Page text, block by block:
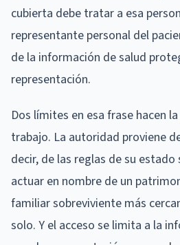
cubierta debe tratar a esa
representante personal del
de la información de salud
representación.
Dos límites en esa frase hacen
trabajo. La autoridad proviene
decir, de las reglas de su
actuar en nombre de un
familiar sobreviviente más
solo. Y el acceso se limita a la